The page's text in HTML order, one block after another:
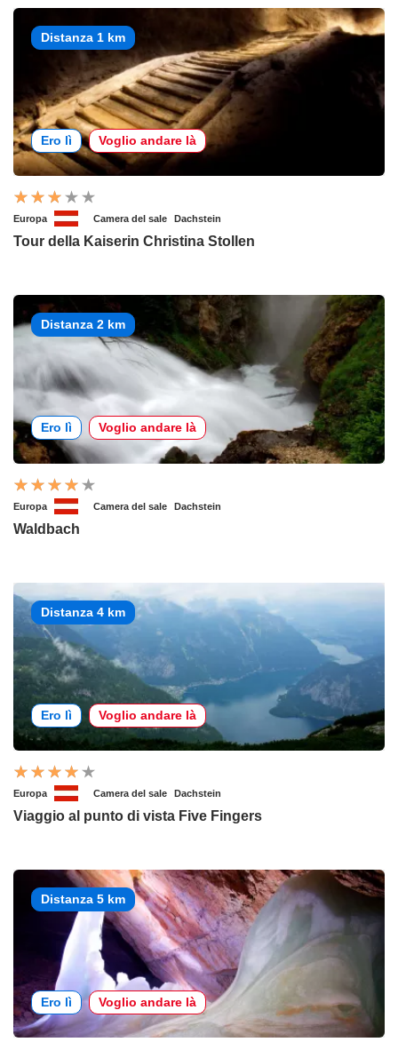
Distanza 1 km
Ero lì Voglio andare là
Europa Camera del sale Dachstein
Tour della Kaiserin Christina Stollen
Distanza 2 km
Ero lì Voglio andare là
Europa Camera del sale Dachstein
Waldbach
Distanza 4 km
Ero lì Voglio andare là
Europa Camera del sale Dachstein
Viaggio al punto di vista Five Fingers
Distanza 5 km
Ero lì Voglio andare là